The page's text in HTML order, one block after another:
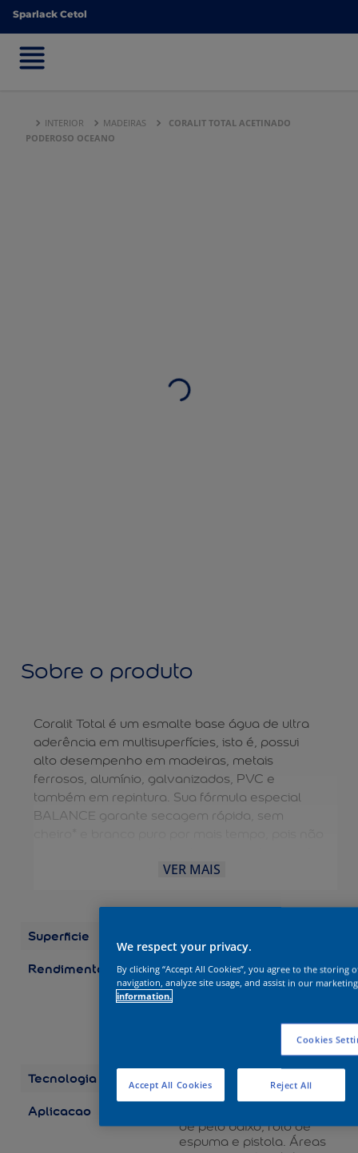
Sparlack Cetol
Sparlack Cetol
INTERIOR MADEIRAS
CORALIT TOTAL ACETINADO
PODEROSO OCEANO
Sobre o produto
Coralit Total é um esmalte base água de ultra
aderência em multisuperfícies, isto é, possui
alto desempenho em madeiras, metais
ferrosos, alumínio, galvanizados, PVC e
também em repintura. Sua fórmula especial
BALANCE garante secagem rápida, sem
diluição e limpeza das ferramentas são feitas
tornando o processo mais fácil. É uma solução
INTERNA. Possui durabilidade de 10 anos.
VER MAIS
Superficie
Rendimento
Embalagens/Rendimento
(por demão) Galão 3,6 L:
até 19 m2 Quarto 0,8 L:
Tecnologia Balance
Aplicacao
de pelo baixo, rolo de
espuma e pistola. Áreas
We respect your privacy.
By clicking “Accept All Cookies”, you agree to the
navigation, analyze site usage, and assist in our
information.
Cookies
Reject All
Accept All Cookies